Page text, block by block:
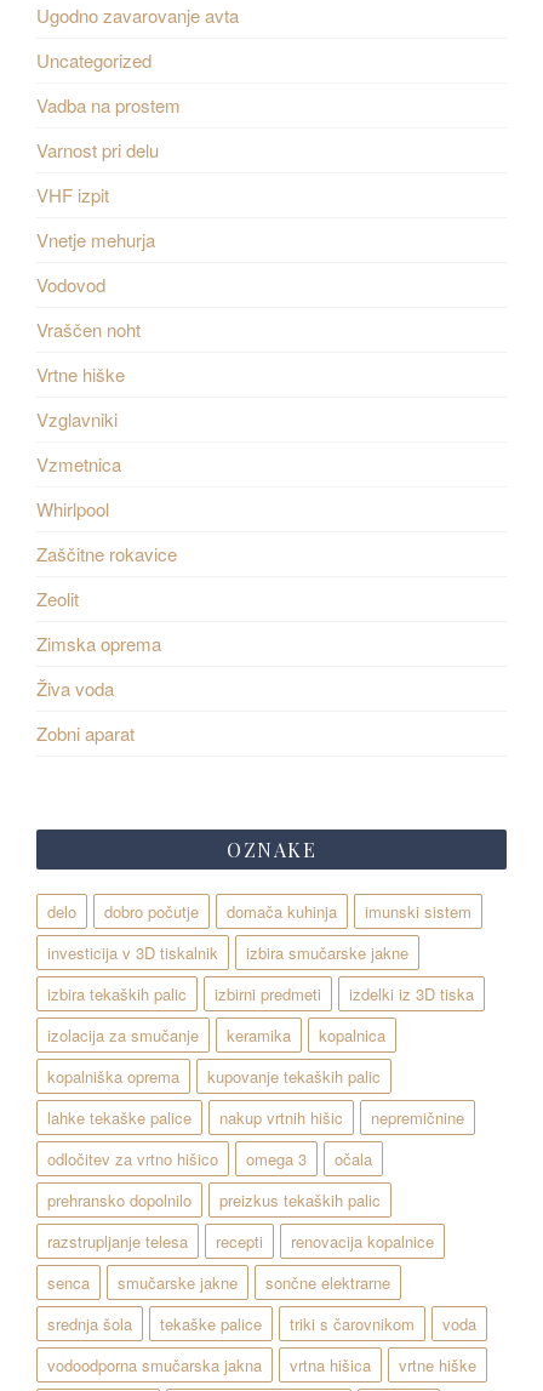
Ugodno zavarovanje avta
Uncategorized
Vadba na prostem
Varnost pri delu
VHF izpit
Vnetje mehurja
Vodovod
Vraščen noht
Vrtne hiške
Vzglavniki
Vzmetnica
Whirlpool
Zaščitne rokavice
Zeolit
Zimska oprema
Živa voda
Zobni aparat
OZNAKE
delo dobro počutje domača kuhinja
imunski sistem
investicija v 3D tiskalnik
izbira smučarske jakne
izbira tekaških palic
izbirni predmeti
izdelki iz 3D tiska
izolacija za smučanje
keramika
kopalnica
kopalniška oprema
kupovanje tekaških palic
lahke tekaške palice
nakup vrtnih hišic
nepremičnine
odločitev za vrtno hišico
omega 3
očala
prehransko dopolnilo
preizkus tekaških palic
razstrupljanje telesa
recepti
renovacija kopalnice
senca
smučarske jakne
sončne elektrarne
srednja šola
tekaške palice triki s čarovnikom
voda
vodoodporna smučarska jakna
vrtna hišica vrtne hiške